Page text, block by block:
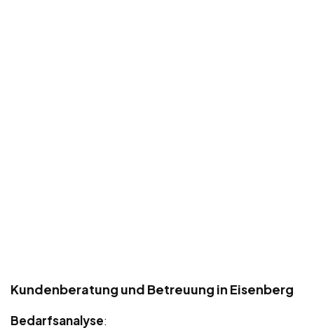
Kundenberatung und Betreuung in Eisenberg
Bedarfsanalyse: